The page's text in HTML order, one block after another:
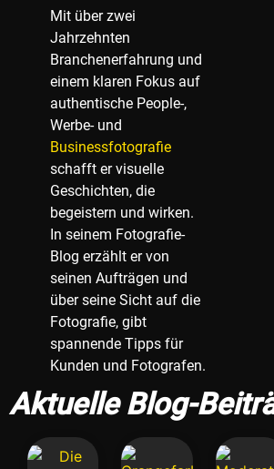
Mit über zwei
Jahrzehnten
Branchenerfahrung und
einem klaren Fokus auf
authentische People-,
Werbe- und
Businessfotografie
schafft er visuelle
Geschichten, die
begeistern und wirken.
In seinem Fotografie-
Blog erzählt er von
seinen Aufträgen und
über seine Sicht auf die
Fotografie, gibt
spannende Tipps für
Kunden und Fotografen.
Aktuelle Blog-